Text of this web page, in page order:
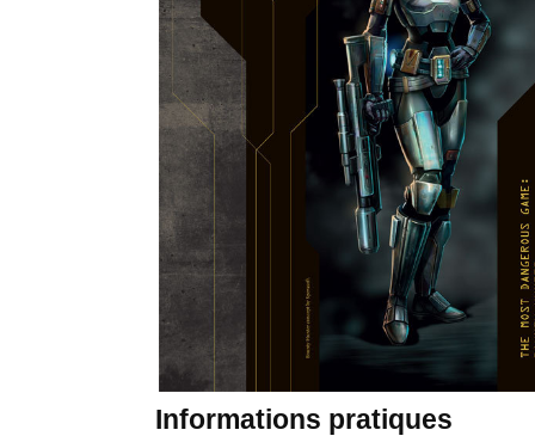
Informations pratiques